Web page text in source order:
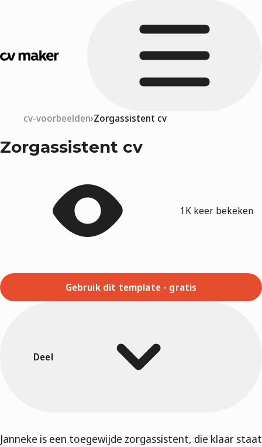
cv-voorbeelden Zorgassistent cv
Zorgassistent cv
1K keer bekeken
Gebruik dit template - gratis
Deel
Janneke is een toegewijde zorgassistent, die klaar staat